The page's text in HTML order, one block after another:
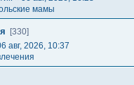
мамы
[330]
авг, 2026, 10:37